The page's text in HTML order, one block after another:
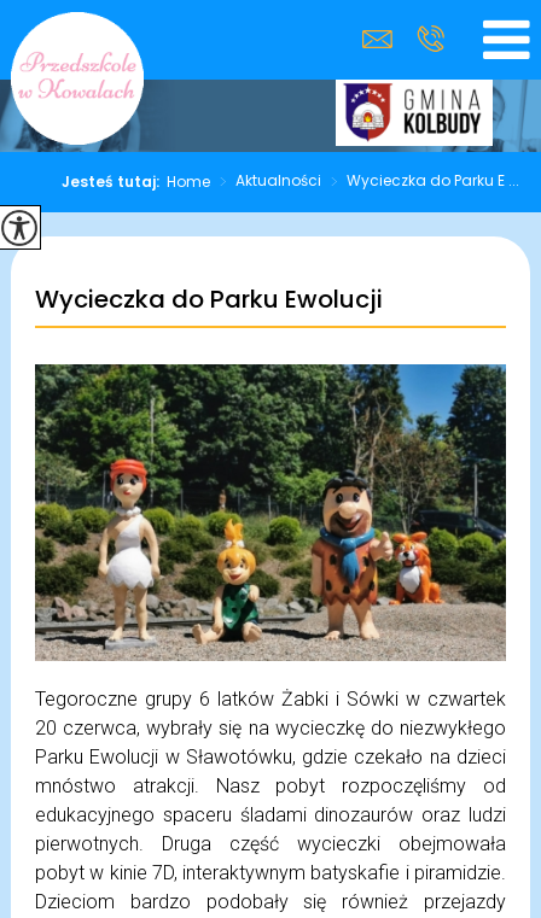
Jesteś tutaj:Home > Aktualności > Wycieczka do Parku E ...
Wycieczka do Parku Ewolucji
Tegoroczne grupy 6 latków Żabki i Sówki w czwartek
20 czerwca, wybrały się na wycieczkę do niezwykłego
Parku Ewolucji w Sławotówku, gdzie czekało na dzieci
mnóstwo atrakcji. Nasz pobyt rozpoczęliśmy od
edukacyjnego spaceru śladami dinozaurów oraz ludzi
pierwotnych. Druga część wycieczki obejmowała
pobyt w kinie 7D, interaktywnym batyskafie i piramidzie.
Dzieciom bardzo podobały się również przejazdy